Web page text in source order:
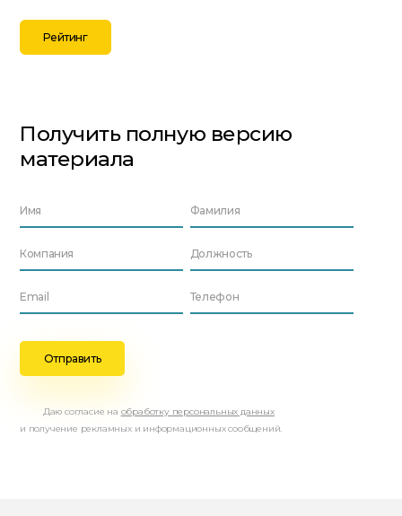
Рейтинг
Получить полную версию
материала
Даю согласие на обработку персональных данных
и получение рекламных и информационных сообщений.